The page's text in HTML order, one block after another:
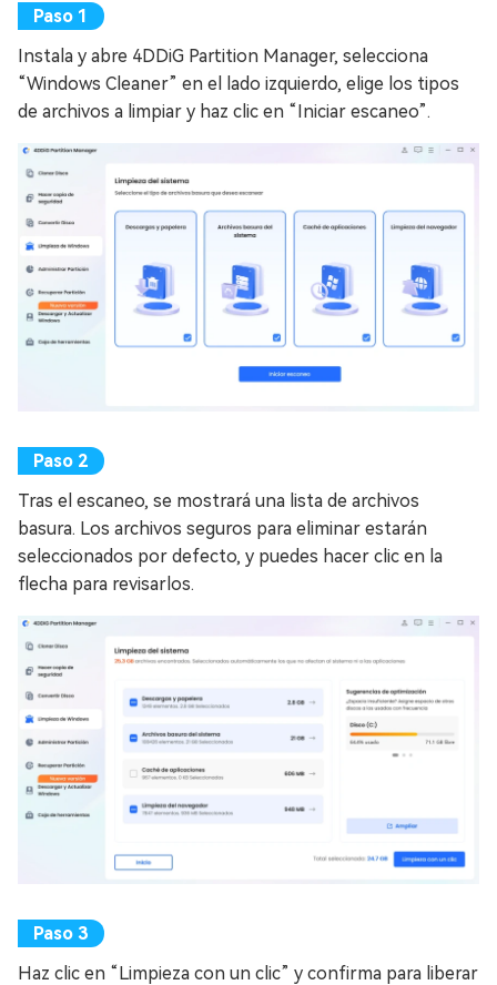
Instala y abre 4DDiG Partition Manager, selecciona
“Windows Cleaner” en el lado izquierdo, elige los tipos
de archivos a limpiar y haz clic en “Iniciar escaneo”.
Tras el escaneo, se mostrará una lista de archivos
basura. Los archivos seguros para eliminar estarán
seleccionados por defecto, y puedes hacer clic en la
flecha para revisarlos.
Haz clic en “Limpieza con un clic” y confirma para liberar